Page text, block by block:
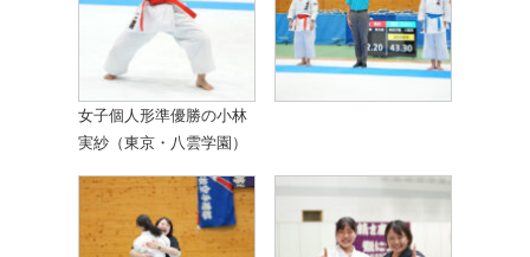
女子個人形準優勝の小林
実紗（東京・八雲学園）